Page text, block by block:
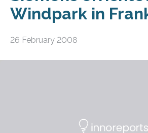
Windpark in
26 February 2008